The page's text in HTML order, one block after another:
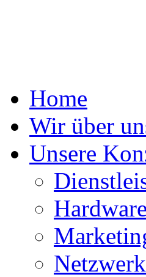
Home
Wir über
Unsere